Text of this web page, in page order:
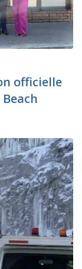
officielle